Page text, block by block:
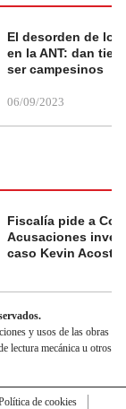
El desorden de
en la ANT: dan
ser campesinos
06/09/2023
Fiscalía pide a
Acusaciones
caso Kevin Acosta
y usos de las obras
lectura mecánica u otros
de cookies